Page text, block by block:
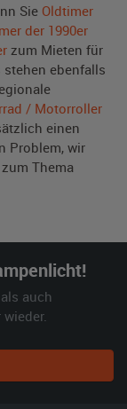
Sie Oldtimer
der 1990er
zum Mieten für
stehen ebenfalls
/ Motorroller
einen
Problem, wir
Thema
auch